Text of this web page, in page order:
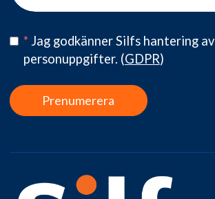
*Jag godkänner Silfs hantering av
personuppgifter. (GDPR)
Prenumerera